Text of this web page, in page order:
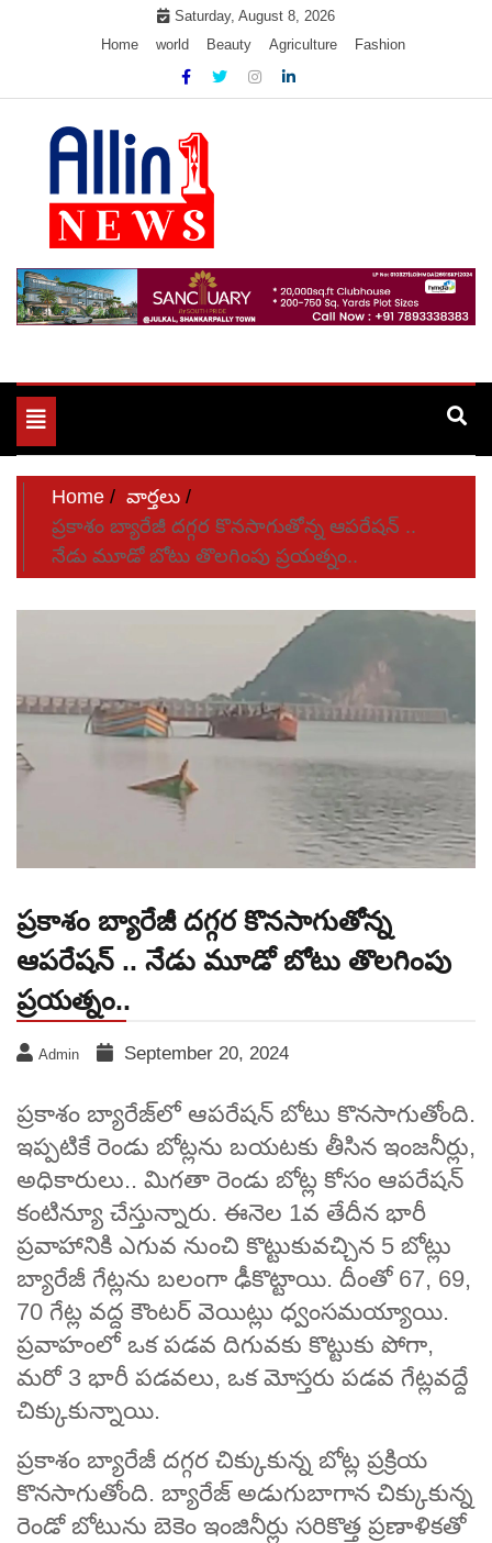
Saturday, August 8, 2026
Home
world Beauty Agriculture Fashion
Allin1news
Toggle
navigation
Home
వార్తలు
ప్రకాశం బ్యారేజీ దగ్గర కొనసాగుతోన్న ఆపరేషన్ ..
నేడు మూడో బోటు తొలగింపు ప్రయత్నం..
ప్రకాశం బ్యారేజీ దగ్గర కొనసాగుతోన్న
ఆపరేషన్ .. నేడు మూడో బోటు తొలగింపు
ప్రయత్నం..
Admin September 20, 2024
ప్రకాశం బ్యారేజ్‌లో ఆపరేషన్ బోటు కొనసాగుతోంది.
ఇప్పటికే రెండు బోట్లను బయటకు తీసిన ఇంజనీర్లు,
అధికారులు.. మిగతా రెండు బోట్ల కోసం ఆపరేషన్
కంటిన్యూ చేస్తున్నారు. ఈనెల 1వ తేదీన భారీ
ప్రవాహానికి ఎగువ నుంచి కొట్టుకువచ్చిన 5 బోట్లు
బ్యారేజీ గేట్లను బలంగా ఢీకొట్టాయి. దీంతో 67, 69,
70 గేట్ల వద్ద కౌంటర్ వెయిట్లు ధ్వంసమయ్యాయి.
ప్రవాహంలో ఒక పడవ దిగువకు కొట్టుకు పోగా,
మరో 3 భారీ పడవలు, ఒక మోస్తరు పడవ గేట్లవద్దే
చిక్కుకున్నాయి.
ప్రకాశం బ్యారేజీ దగ్గర చిక్కుకున్న బోట్ల ప్రక్రియ
కొనసాగుతోంది. బ్యారేజ్‌ అడుగుబాగాన చిక్కుకున్న
రెండో బోటును బెకెం ఇంజినీర్లు సరికొత్త ప్రణాళికతో